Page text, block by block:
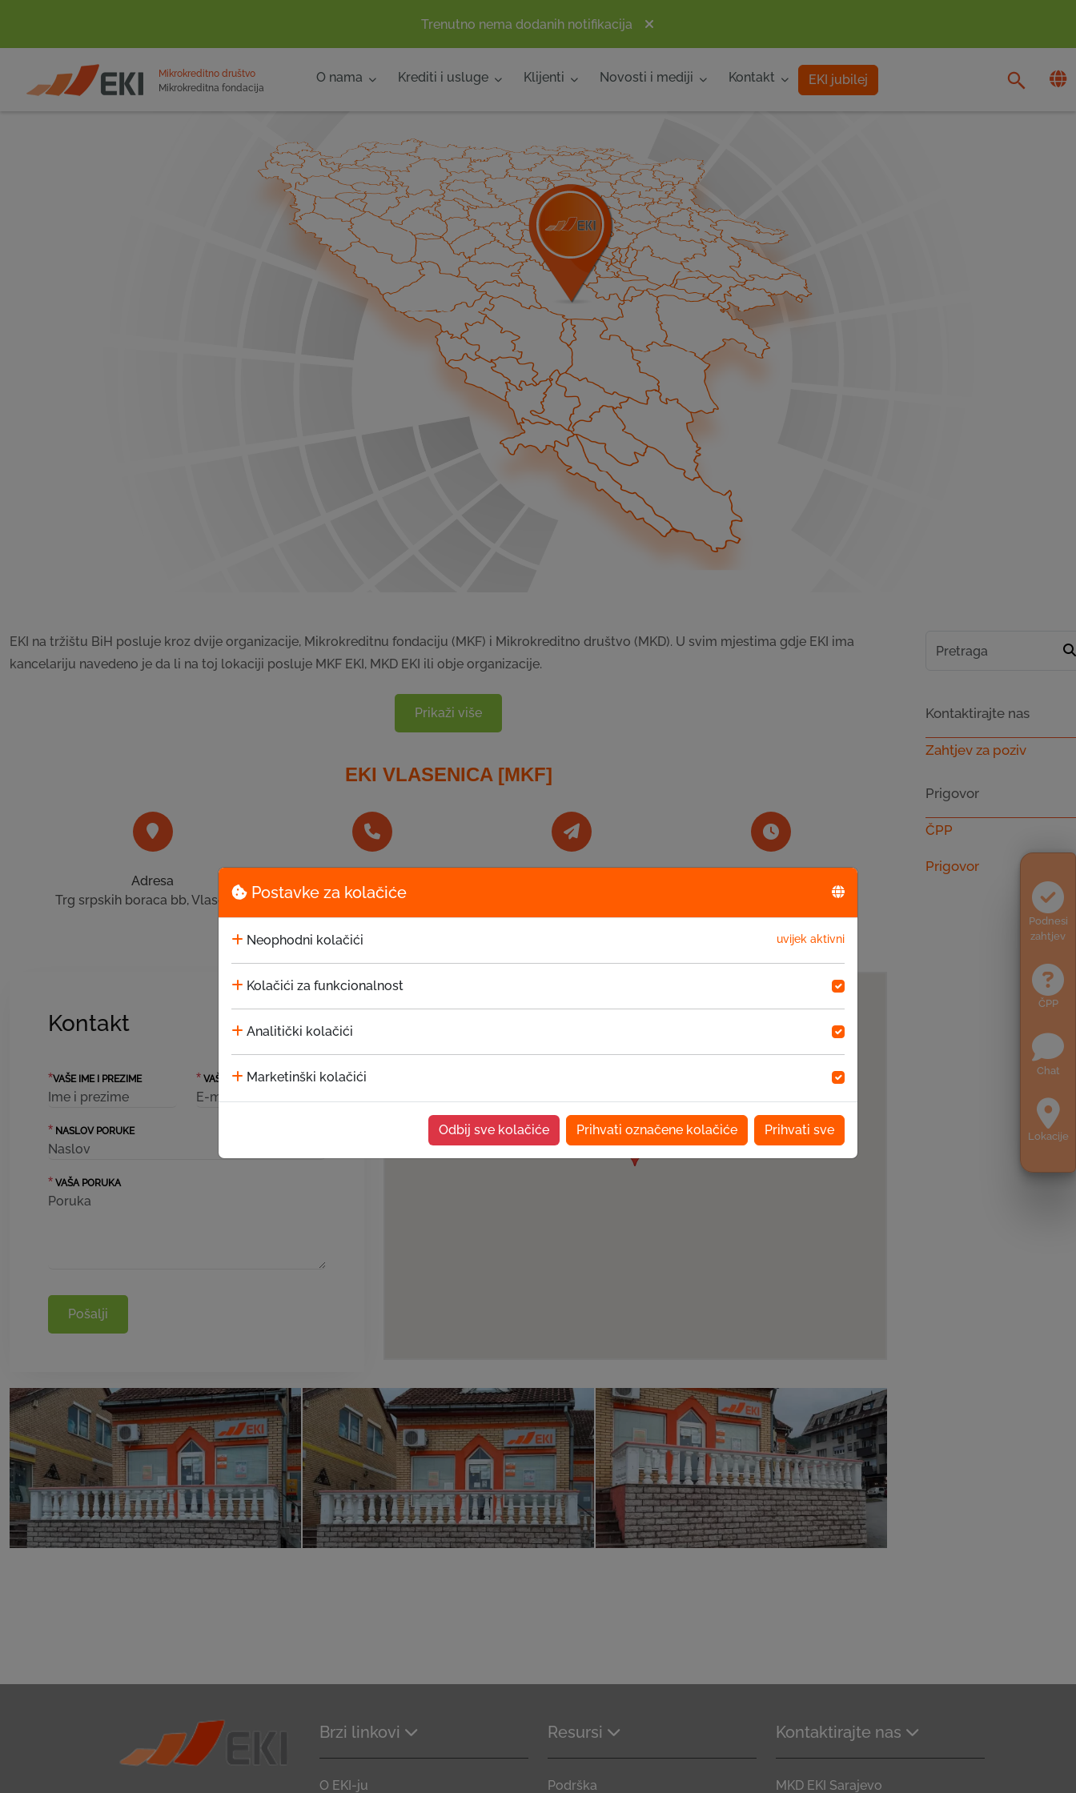
Trenutno nema dodanih notifikacija
POČETNA
Mikrokreditno društvo
Mikrokreditna fondacija
O nama Krediti i usluge Klijenti Novosti i mediji Kontakt EKI jubilej
Podnesi
zahtjev
ČPP
Chat
Lokacije
Postavke za kolačiće
Neophodni kolačići uvijek aktivni
Kolačići za funkcionalnost
Analitički kolačići
Marketinški kolačići
Odbij sve kolačiće Prihvati označene kolačiće Prihvati sve
EKI na tržištu BiH posluje kroz dvije organizacije, Mikrokreditnu fondaciju (MKF) i Mikrokreditno društvo (MKD). U svim mjestima gdje EKI ima
kancelariju navedeno je da li na toj lokaciji posluje MKF EKI, MKD EKI ili obje organizacije.
Prikaži više
EKI VLASENICA [MKF]
Adresa
Trg srpskih boraca bb, Vlasenica
+387 56 733-494
Kontakt
*VAŠE IME I PREZIME * VAŠ EMAIL
* NASLOV PORUKE
* VAŠA PORUKA
Pošalji
Kontaktirajte nas
Zahtjev za poziv
Prigovor
ČPP
Prigovor
Brzi linkovi
O EKI-ju
Resursi
Podrška
Kontaktirajte nas
MKD EKI Sarajevo